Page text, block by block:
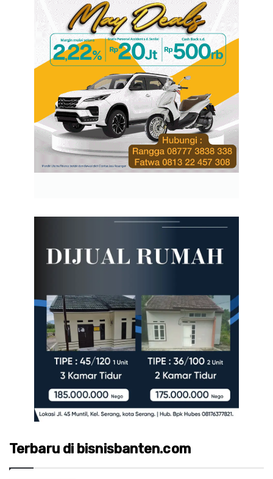
Terbaru di bisnisbanten.com